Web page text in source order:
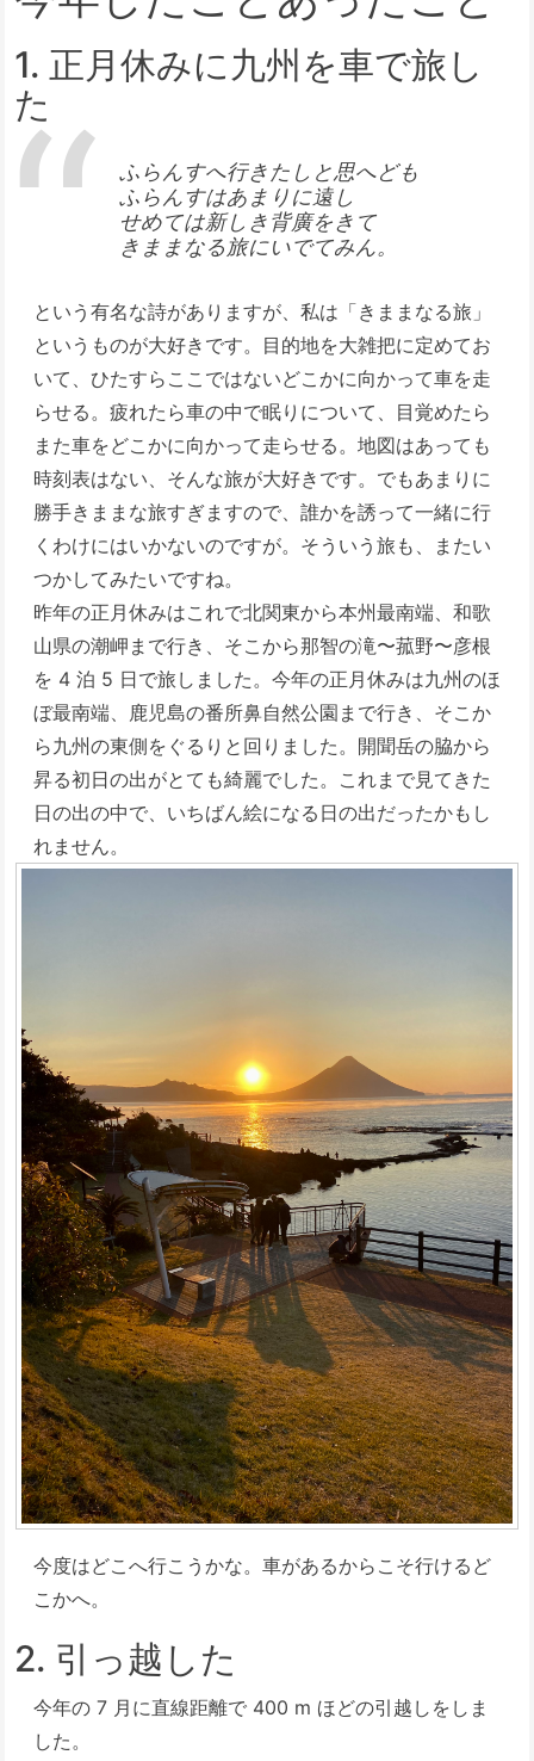
1. 正月休みに九州を車で旅し
た
ふらんすへ行きたしと思へども
ふらんすはあまりに遠し
せめては新しき背廣をきて
きままなる旅にいでてみん。
という有名な詩がありますが、私は「きままなる旅」
というものが大好きです。目的地を大雑把に定めてお
いて、ひたすらここではないどこかに向かって車を走
らせる。疲れたら車の中で眠りについて、目覚めたら
また車をどこかに向かって走らせる。地図はあっても
時刻表はない、そんな旅が大好きです。でもあまりに
勝手きままな旅すぎますので、誰かを誘って一緒に行
くわけにはいかないのですが。そういう旅も、またい
つかしてみたいですね。
昨年の正月休みはこれで北関東から本州最南端、和歌
山県の潮岬まで行き、そこから那智の滝〜菰野〜彦根
を 4 泊 5 日で旅しました。今年の正月休みは九州のほ
ぼ最南端、鹿児島の番所鼻自然公園まで行き、そこか
ら九州の東側をぐるりと回りました。開聞岳の脇から
昇る初日の出がとても綺麗でした。これまで見てきた
日の出の中で、いちばん絵になる日の出だったかもし
れません。
今度はどこへ行こうかな。車があるからこそ行けるど
こかへ。
2. 引っ越した
今年の 7 月に直線距離で 400 m ほどの引越しをしま
した。